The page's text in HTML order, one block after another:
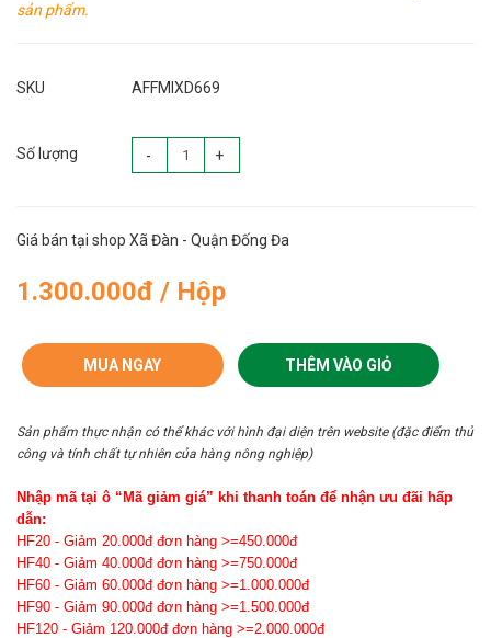
sản phẩm.
SKU AFFMIXD669
Số lượng - +
Giá bán tại shop Xã Đàn - Quận Đống Đa
1.300.000đ / Hộp
MUA NGAY THÊM VÀO GIỎ
Sản phẩm thực nhận có thể khác với hình đại diện trên website (đặc điểm thủ
công và tính chất tự nhiên của hàng nông nghiệp)
Nhập mã tại ô “Mã giảm giá” khi thanh toán để nhận ưu đãi hấp
dẫn:
HF20 - Giảm 20.000đ đơn hàng >=450.000đ
HF40 - Giảm 40.000đ đơn hàng >=750.000đ
HF60 - Giảm 60.000đ đơn hàng >=1.000.000đ
HF90 - Giảm 90.000đ đơn hàng >=1.500.000đ
HF120 - Giảm 120.000đ đơn hàng >=2.000.000đ